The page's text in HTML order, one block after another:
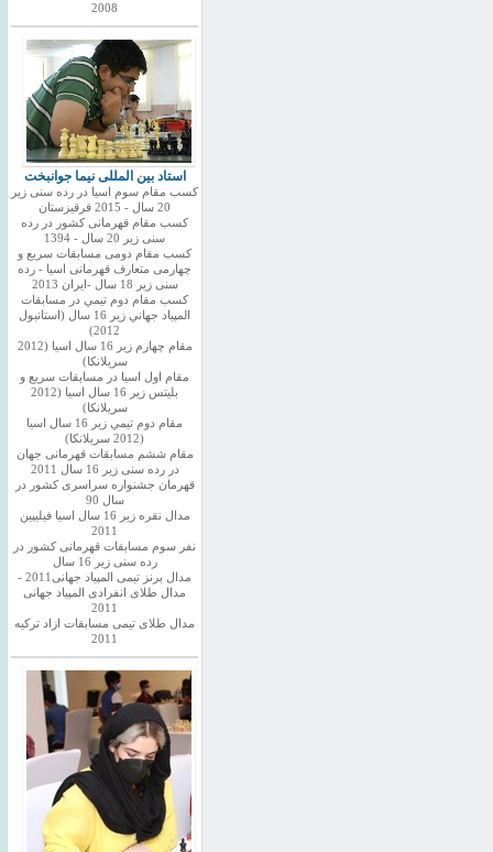
2008
استاد بین المللی نیما جوانبخت
کسب مقام سوم اسیا در رده سنی زیر
20 سال - 2015 قرقیزستان
کسب مقام قهرمانی کشور در رده
سنی زیر 20 سال - 1394
کسب مقام دومی مسابقات سریع و
چهارمی متعارف قهرمانی اسیا - رده
سنی زیر 18 سال -ایران 2013
كسب مقام دوم تيمي در مسابقات
المپياد جهاني زير 16 سال (استانبول
2012)
مقام چهارم زير 16 سال اسيا (2012
سريلانكا)
مقام اول اسيا در مسابقات سريع و
بليتس زير 16 سال اسيا (2012
سريلانكا)
مقام دوم تيمي زير 16 سال اسيا
(2012 سريلانكا)
مقام ششم مسابقات قهرمانی جهان
در رده سنی زیر 16 سال 2011
قهرمان جشنواره سراسری کشور در
سال 90
مدال نقره زیر 16 سال اسیا فیلیپین
2011
نفر سوم مسابقات قهرمانی کشور در
رده سنی زیر 16 سال
مدال برنز تیمی المپیاد جهانی2011 -
مدال طلای انفرادی المپیاد جهانی
2011
مدال طلای تیمی مسابقات ازاد ترکیه
2011